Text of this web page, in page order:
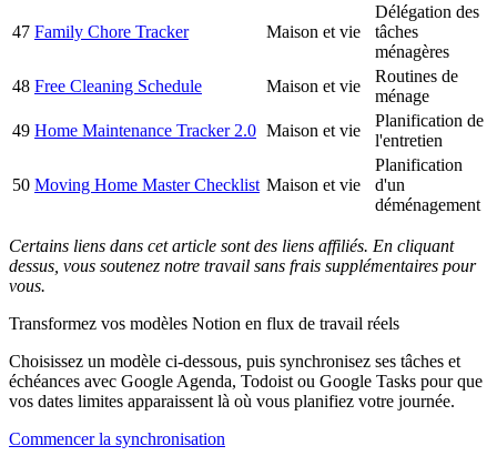
47 Family Chore Tracker Maison et vie
Délégation des
tâches
ménagères
48 Free Cleaning Schedule Maison et vie
Routines de
ménage
49 Home Maintenance Tracker 2.0 Maison et vie
Planification de
l'entretien
50 Moving Home Master Checklist Maison et vie
Planification
d'un
déménagement
Certains liens dans cet article sont des liens affiliés. En cliquant
dessus, vous soutenez notre travail sans frais supplémentaires pour
vous.
Transformez vos modèles Notion en flux de travail réels
Choisissez un modèle ci-dessous, puis synchronisez ses tâches et
échéances avec Google Agenda, Todoist ou Google Tasks pour que
vos dates limites apparaissent là où vous planifiez votre journée.
Commencer la synchronisation